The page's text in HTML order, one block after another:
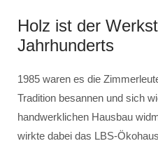
Holz ist der
Jahrhunderts
1985 waren es die
Tradition besannen und sich
handwerklichen Hausbau
wirkte dabei das LBS-